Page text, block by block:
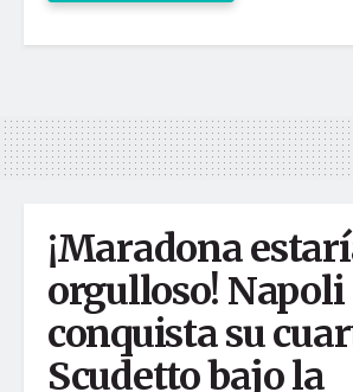
La fábrica de contenido más
Tu dirección de correo electrónico no
campos obligatorios están marcados con
¡Maradona
orgulloso! Napoli
conquista su
Scudetto bajo la